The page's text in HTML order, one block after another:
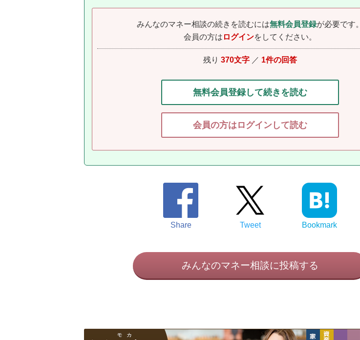
みんなのマネー相談の続きを読むには無料会員登録が必要です。
会員の方は ログインをしてください。
残り 370文字 ／ 1件の回答
無料会員登録して続きを読む
会員の方はログインして読む
Share Tweet Bookmark
みんなのマネー相談に投稿する